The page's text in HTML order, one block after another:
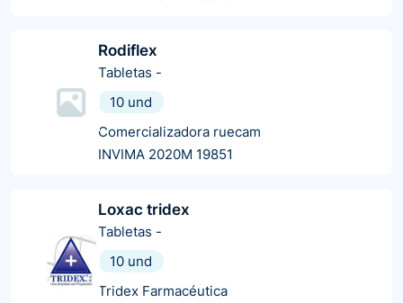
Rodiflex
Tabletas -
10 und
Comercializadora ruecam
INVIMA 2020M 19851
Loxac tridex
Tabletas -
10 und
Tridex Farmacéutica